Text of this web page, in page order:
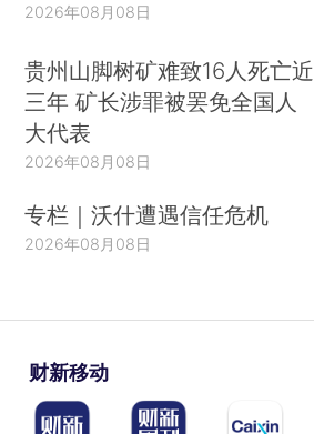
2026年08月08日
贵州山脚树矿难致16人死亡近
三年 矿长涉罪被罢免全国人
大代表
2026年08月08日
专栏｜沃什遭遇信任危机
2026年08月08日
财新移动